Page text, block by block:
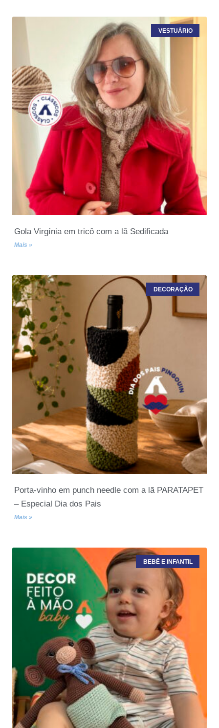
VESTUÁRIO
Gola Virgínia em tricô com a lã Sedificada
Mais »
DECORAÇÃO
Porta-vinho em punch needle com a lã PARATAPET
– Especial Dia dos Pais
Mais »
BEBÊ E INFANTIL